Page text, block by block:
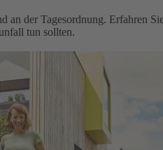
an der Tagesordnung. Erfahren
tun sollten.